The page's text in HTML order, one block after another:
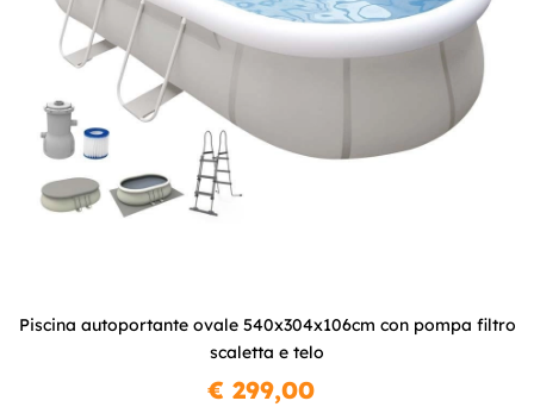
Piscina autoportante ovale 540x304x106cm con pompa filtro
scaletta e telo
€ 299,00